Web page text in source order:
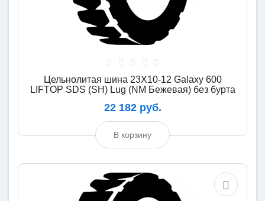
Цельнолитая шина 23X10-12 Galaxy 600
LIFTOP SDS (SH) Lug (NM Бежевая) без бурта
22 182 руб.
В корзину